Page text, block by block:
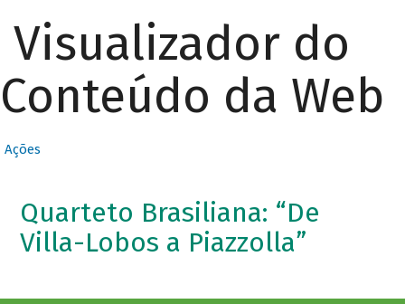
Visualizador do
Conteúdo da Web
Ações
Quarteto Brasiliana: “De
Villa-Lobos a Piazzolla”